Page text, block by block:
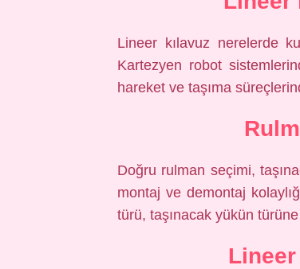
Lineer kılavuz nerelerde
Kartezyen robot
hareket ve taşıma
Doğru rulman seçimi,
montaj ve demontaj
türü, taşınacak yükün